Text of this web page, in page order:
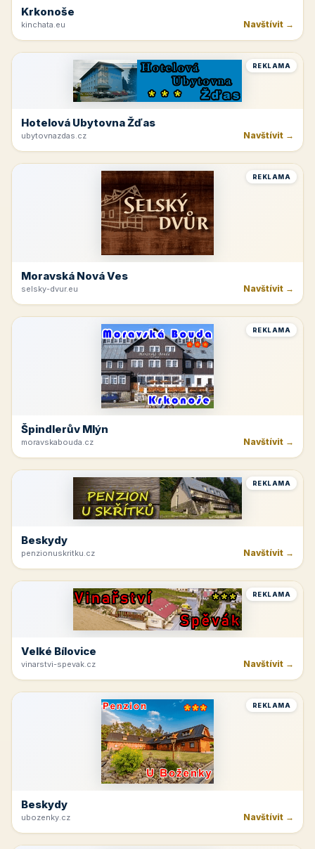
Krkonoše
kinchata.eu Navštívit →
REKLAMA
Hotelová Ubytovna Žďas
ubytovnazdas.cz Navštívit →
REKLAMA
Moravská Nová Ves
selsky-dvur.eu Navštívit →
REKLAMA
Špindlerův Mlýn
moravskabouda.cz Navštívit →
REKLAMA
Beskydy
penzionuskritku.cz Navštívit →
REKLAMA
Velké Bílovice
vinarstvi-spevak.cz Navštívit →
REKLAMA
Beskydy
ubozenky.cz Navštívit →